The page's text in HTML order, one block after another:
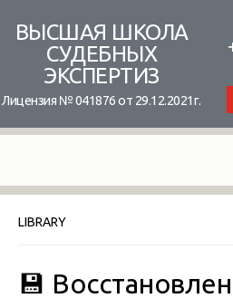
content
ВЫСШАЯ ШКОЛА
СУДЕБНЫХ
ЭКСПЕРТИЗ
Лицензия № 041876 от 29.12.2021г.
LIBRARY
💾